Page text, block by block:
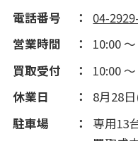
電話番号
04-
営業時間
10:00
買取受付
10:00
休業日
8月28
駐車場
専用13